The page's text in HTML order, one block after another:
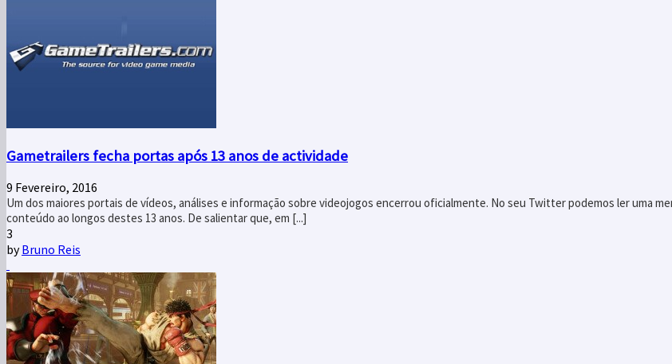
Gametrailers fecha portas após 13 anos de actividade
9 Fevereiro, 2016
Um dos maiores portais de vídeos, análises e informação sobre videojogos encerrou oficialmente. No seu Twitter podemos ler uma
conteúdo ao longos destes 13 anos. De salientar que, em [...]
3
byBruno Reis